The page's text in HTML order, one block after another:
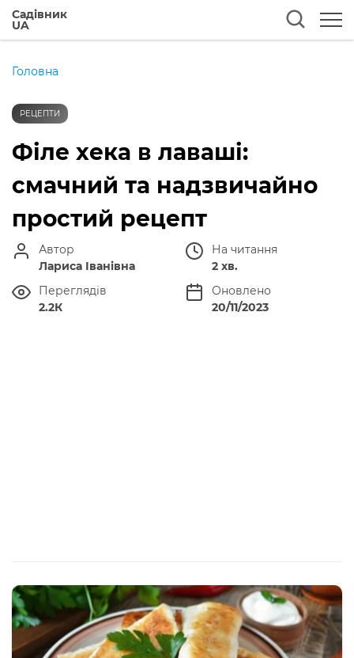
Садівник
UA
Головна
РЕЦЕПТИ
Філе хека в лаваші:
смачний та надзвичайно
простий рецепт
Автор
Лариса Іванівна
На читання
2 хв.
Переглядів
2.2К
Оновлено
20/11/2023